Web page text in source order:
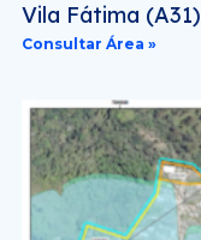
Vila Fátima (A31)
Consultar Área »